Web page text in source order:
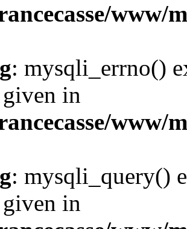
www/
: mysqli_errno()
in
www/
: mysqli_query()
in